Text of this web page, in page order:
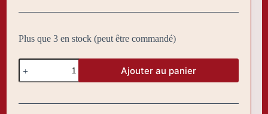
Plus que 3 en stock (peut être commandé)
quantité
de
Bijou
Maître
Ajouter au panier